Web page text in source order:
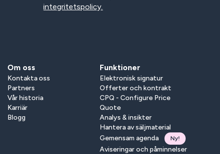
integritetspolicy.
Om oss
Kontakta oss
Partners
Vår historia
Karriär
Blogg
Funktioner
Elektronisk signatur
Offerter och kontrakt
CPQ - Configure Price
Quote
Analys & insikter
Hantera av säljmaterial
Gemensam agenda
Ny!
Aviseringar och påminnelser